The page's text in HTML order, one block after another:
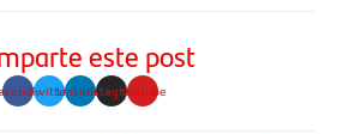
este post
TwitterLinkedinInstagramYoutube